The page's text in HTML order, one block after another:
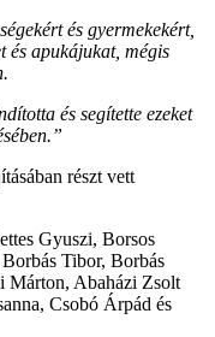
és gyermekekért,
és apukájukat, mégis
és segítette ezeket
részt vett
Gyuszi, Borsos
Tibor, Borbás
Márton, Abaházi Zsolt
Csobó Árpád és